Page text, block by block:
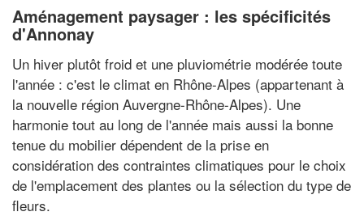
Aménagement paysager : les spécificités
d'Annonay
Un hiver plutôt froid et une pluviométrie modérée toute
l'année : c'est le climat en Rhône-Alpes (appartenant à
la nouvelle région Auvergne-Rhône-Alpes). Une
harmonie tout au long de l'année mais aussi la bonne
tenue du mobilier dépendent de la prise en
considération des contraintes climatiques pour le choix
de l'emplacement des plantes ou la sélection du type de
fleurs.